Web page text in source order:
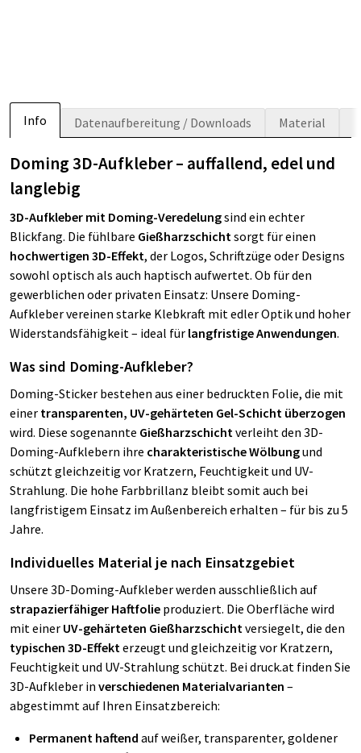
Info Datenaufbereitung / Downloads Material
Doming 3D-Aufkleber – auffallend, edel und
langlebig
3D-Aufkleber mit Doming-Veredelungsind ein echter
Blickfang. Die fühlbare Gießharzschicht sorgt für einen
hochwertigen 3D-Effekt, der Logos, Schriftzüge oder Designs
sowohl optisch als auch haptisch aufwertet. Ob für den
gewerblichen oder privaten Einsatz: Unsere Doming-
Aufkleber vereinen starke Klebkraft mit edler Optik und hoher
Widerstandsfähigkeit – ideal für langfristige Anwendungen.
Was sind Doming-Aufkleber?
Doming-Sticker bestehen aus einer bedruckten Folie, die mit
einer transparenten, UV-gehärteten Gel-Schicht überzogen
wird. Diese sogenannte Gießharzschicht verleiht den 3D-
Doming-Aufklebern ihre charakteristische Wölbungund
schützt gleichzeitig vor Kratzern, Feuchtigkeit und UV-
Strahlung. Die hohe Farbbrillanz bleibt somit auch bei
langfristigem Einsatz im Außenbereich erhalten – für bis zu 5
Jahre.
Individuelles Material je nach Einsatzgebiet
Unsere 3D-Doming-Aufkleber werden ausschließlich auf
strapazierfähiger Haftfolie produziert. Die Oberfläche wird
mit einer UV-gehärteten Gießharzschicht versiegelt, die den
typischen 3D-Effekt erzeugt und gleichzeitig vor Kratzern,
Feuchtigkeit und UV-Strahlung schützt. Bei druck.at finden Sie
3D-Aufkleber in verschiedenen Materialvarianten –
abgestimmt auf Ihren Einsatzbereich:
Permanent haftend auf weißer, transparenter, goldener